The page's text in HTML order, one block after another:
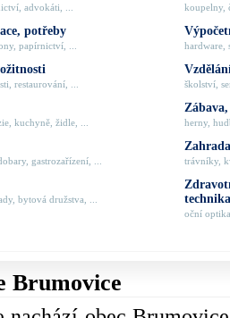
advokáti, ...
potřeby
papírnictví, ...
restaurování, ...
kuchyně, židle, ...
gastrozařízení, ...
bytová družstva, ...
koupelny,
hardware,
školství,
herny,
trávníky,
technika
oční
Brumovice